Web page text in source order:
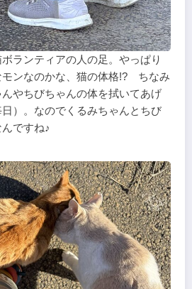
ランティアの人の足。やっぱり
ンなのかな、猫の体格!? ちなみ
やちびちゃんの体を拭いてあげ
）。なのでくるみちゃんとちび
ですね♪